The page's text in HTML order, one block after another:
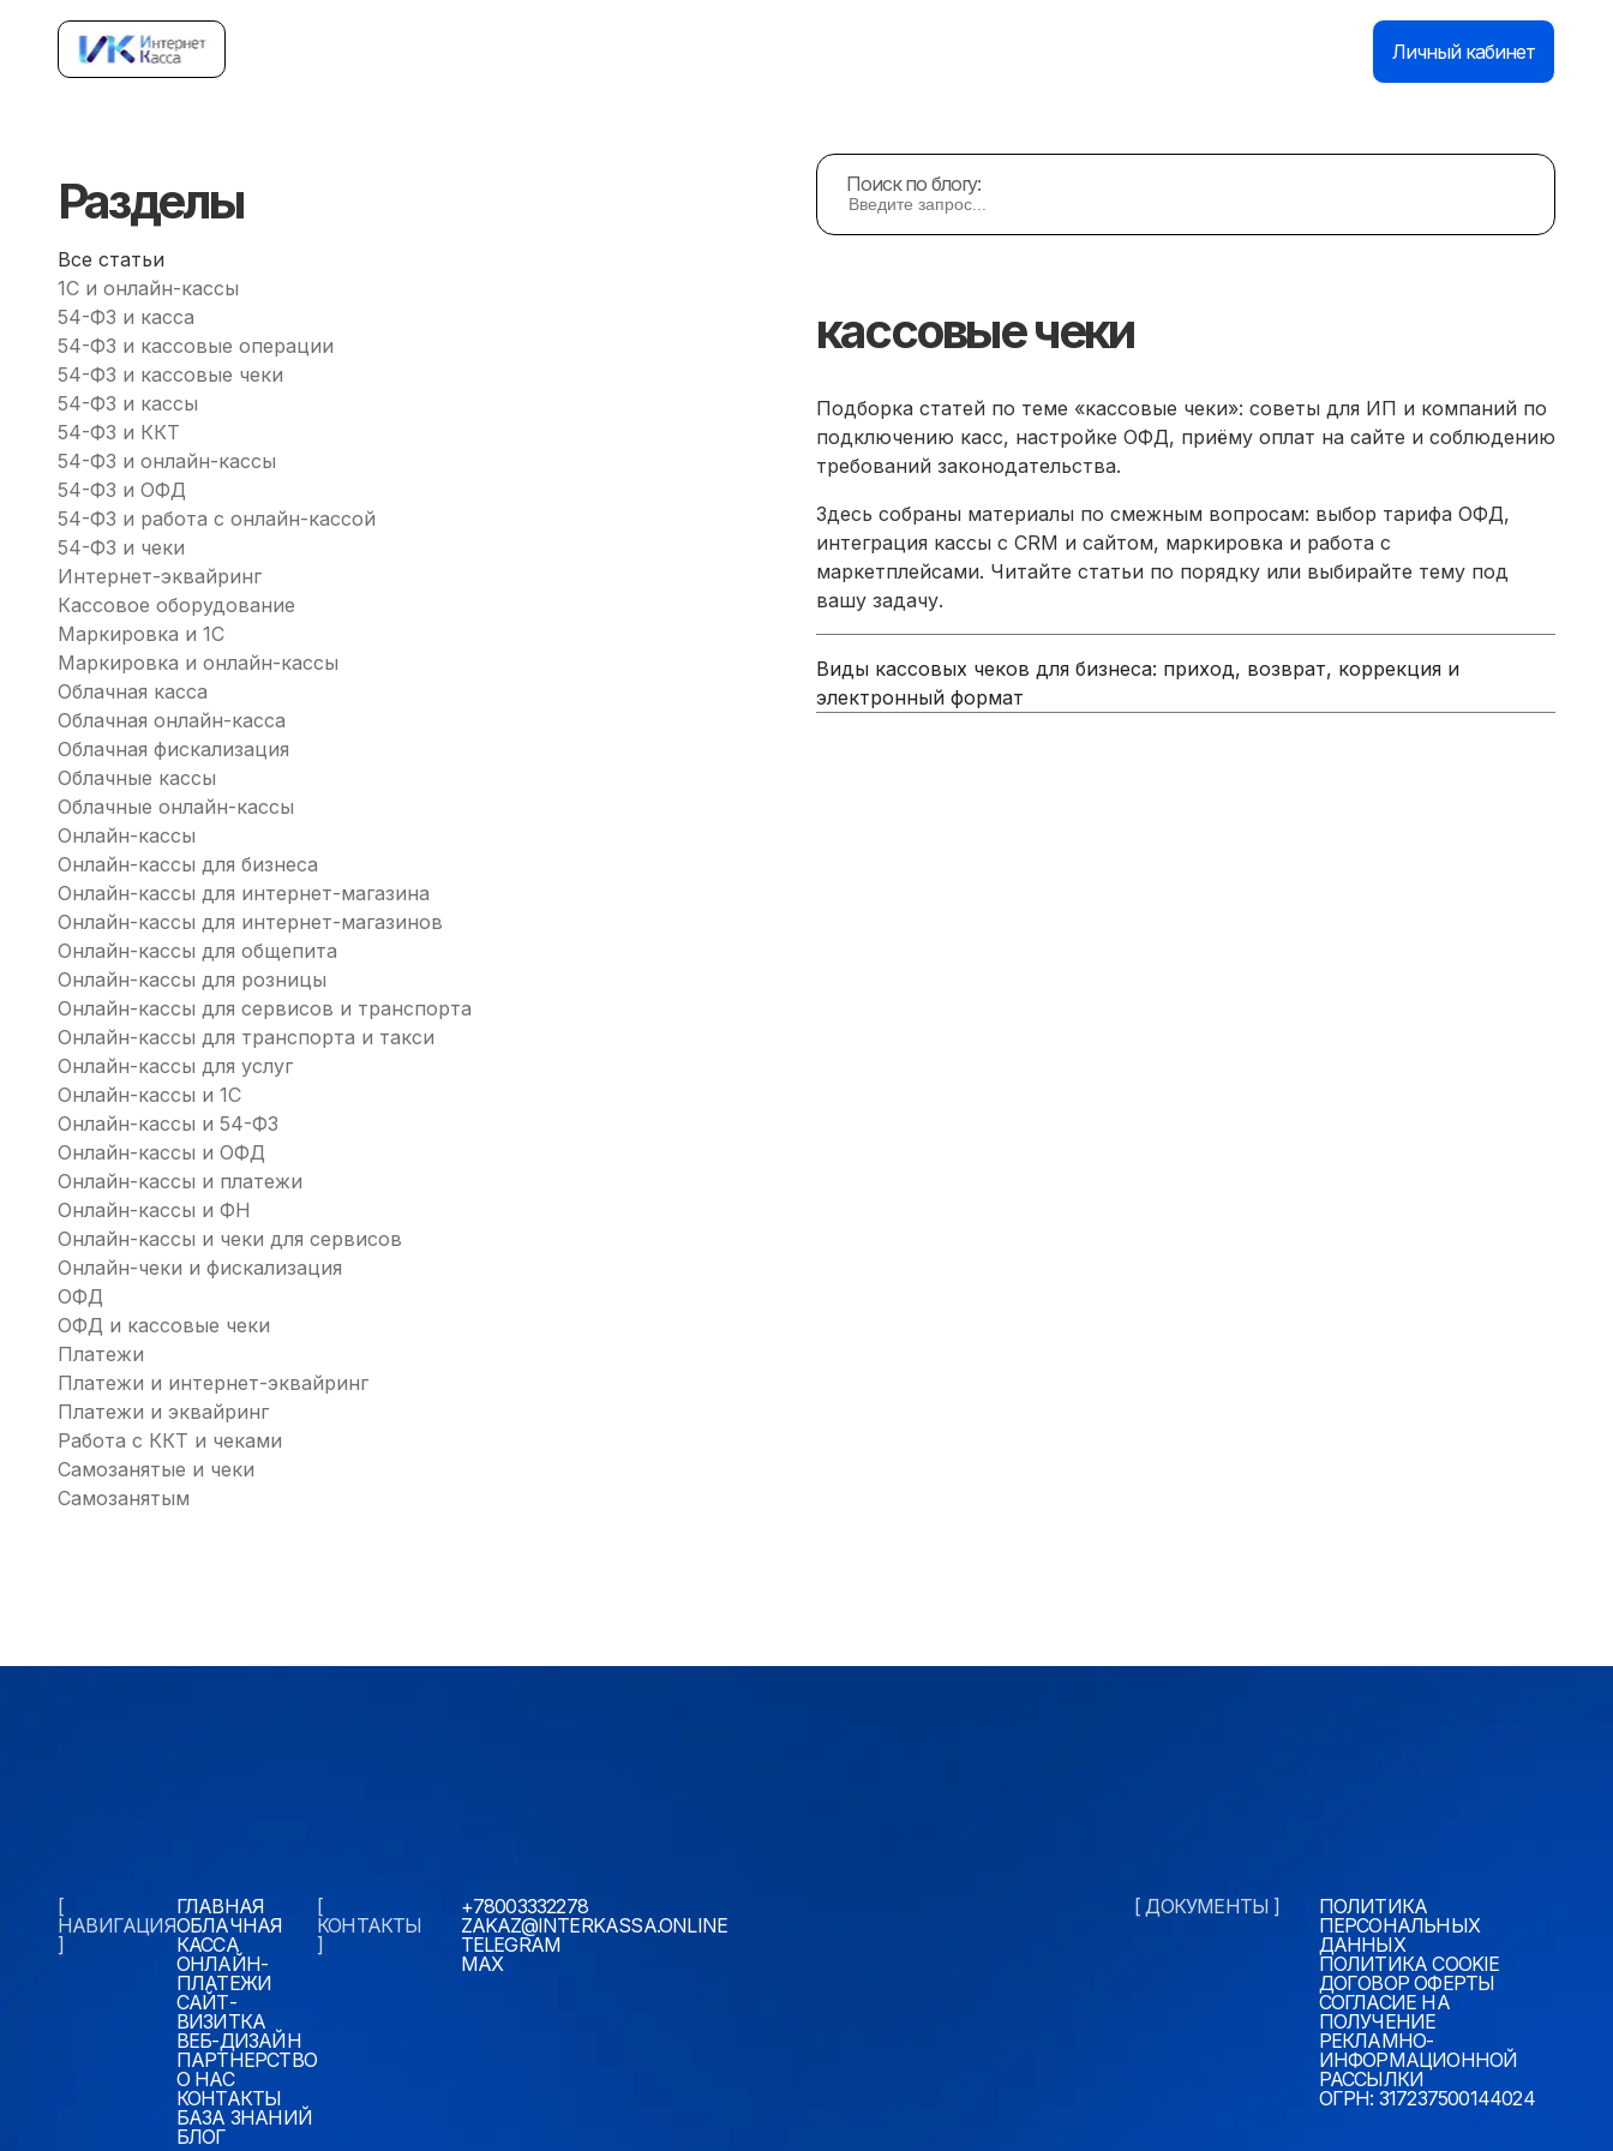
Личный кабинет
Разделы
Все статьи
1С и онлайн-кассы
54-ФЗ и касса
54-ФЗ и кассовые операции
54-ФЗ и кассовые чеки
54-ФЗ и кассы
54-ФЗ и ККТ
54-ФЗ и онлайн-кассы
54-ФЗ и ОФД
54-ФЗ и работа с онлайн-кассой
54-ФЗ и чеки
Интернет-эквайринг
Кассовое оборудование
Маркировка и 1С
Маркировка и онлайн-кассы
Облачная касса
Облачная онлайн-касса
Облачная фискализация
Облачные кассы
Облачные онлайн-кассы
Онлайн-кассы
Онлайн-кассы для бизнеса
Онлайн-кассы для интернет-магазина
Онлайн-кассы для интернет-магазинов
Онлайн-кассы для общепита
Онлайн-кассы для розницы
Онлайн-кассы для сервисов и транспорта
Онлайн-кассы для транспорта и такси
Онлайн-кассы для услуг
Онлайн-кассы и 1С
Онлайн-кассы и 54-ФЗ
Онлайн-кассы и ОФД
Онлайн-кассы и платежи
Онлайн-кассы и ФН
Онлайн-кассы и чеки для сервисов
Онлайн-чеки и фискализация
ОФД
ОФД и кассовые чеки
Платежи
Платежи и интернет-эквайринг
Платежи и эквайринг
Работа с ККТ и чеками
Самозанятые и чеки
Самозанятым
Поиск по блогу:
кассовые чеки
Подборка статей по теме «кассовые чеки»: советы для ИП и компаний по
подключению касс, настройке ОФД, приёму оплат на сайте и соблюдению
требований законодательства.
Здесь собраны материалы по смежным вопросам: выбор тарифа ОФД,
интеграция кассы с CRM и сайтом, маркировка и работа с
маркетплейсами. Читайте статьи по порядку или выбирайте тему под
вашу задачу.
Виды кассовых чеков для бизнеса: приход, возврат, коррекция и
электронный формат
[
НАВИГАЦИЯ
]
ГЛАВНАЯ
ОБЛАЧНАЯ
КАССА
ОНЛАЙН-
ПЛАТЕЖИ
САЙТ-
ВИЗИТКА
ВЕБ-ДИЗАЙН
ПАРТНЕРСТВО
О НАС
КОНТАКТЫ
БАЗА ЗНАНИЙ
БЛОГ
[
КОНТАКТЫ
]
+78003332278
ZAKAZ@INTERKASSA.ONLINE
TELEGRAM
MAX
[ ДОКУМЕНТЫ ]
ПОЛИТИКА
ПЕРСОНАЛЬНЫХ
ДАННЫХ
ПОЛИТИКА COOKIE
ДОГОВОР ОФЕРТЫ
СОГЛАСИЕ НА
ПОЛУЧЕНИЕ
РЕКЛАМНО-
ИНФОРМАЦИОННОЙ
РАССЫЛКИ
ОГРН: 317237500144024